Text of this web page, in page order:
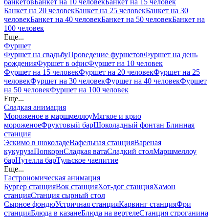
Банкет на 20 человекБанкет на 25 человекБанкет на 30
человекБанкет на 40 человекБанкет на 50 человекБанкет на
100 человек
Еще...
Фуршет
Фуршет на свадьбуПроведение фуршетовФуршет на день
рожденияФуршет в офисФуршет на 10 человек
Фуршет на 15 человекФуршет на 20 человекФуршет на 25
человекФуршет на 30 человекФуршет на 40 человекФуршет
на 50 человекФуршет на 100 человек
Еще...
Сладкая анимация
Мороженое в маршмеллоуМягкое и крио
мороженоеФруктовый барШоколадный фонтан Блинная
станция
Эскимо в шоколадеВафельная станцияВареная
кукурузаПопкорнСладкая ватаСладкий столМаршмеллоу
барНутелла барТульское чаепитие
Еще...
Гастрономическая анимация
Бургер станцияВок станцияХот-дог станцияХамон
станцияСтанция сырный стол
Сырное фондюУстричная станцияКарвинг станцияФри
станцияБлюда в казанеБлюда на вертелеСтанция строганина